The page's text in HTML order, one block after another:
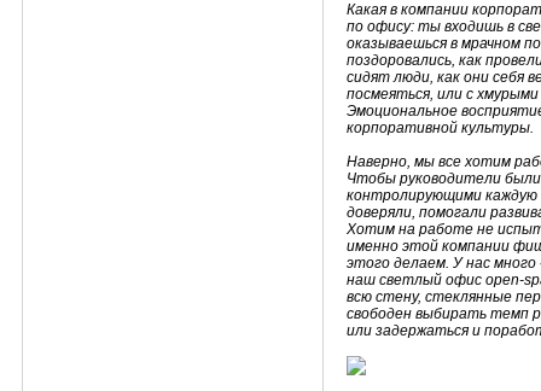
Какая в компании
по офису: ты входишь в
оказываешься в мрачном
поздоровались, как
сидят люди, как они себя
посмеяться, или с
Эмоциональное
корпоративной культуры.
Наверно, мы все хотим
Чтобы руководители
контролирующими каждую
доверяли, помогали
Хотим на работе не
именно этой компании
этого делаем. У нас много
наш светлый офис open-
всю стену, стеклянные
свободен выбирать темп
или задержаться и